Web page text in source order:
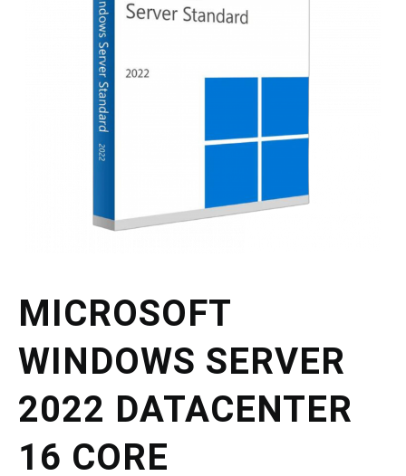
MICROSOFT
WINDOWS SERVER
2022 DATACENTER
16 CORE